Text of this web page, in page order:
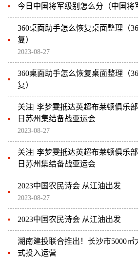
今日中国将军级别怎么分（中国将
360桌面助手怎么恢复桌面整理（
复）
2023-08-27
360桌面助手怎么恢复桌面整理（
复）
关注| 李梦雯抵达英超布莱顿俱乐
日苏州集结备战亚运会
2023-08-27
关注| 李梦雯抵达英超布莱顿俱乐
日苏州集结备战亚运会
2023中国农民诗会 从江油出发
2023-08-27
2023中国农民诗会 从江油出发
湖南建投联合推出！长沙市5000㎡
式投入运营